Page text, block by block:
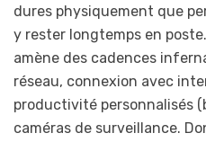
dures physiquement que
y rester longtemps en
amène des cadences
réseau, connexion avec
productivité personnalisés
caméras de surveillance.